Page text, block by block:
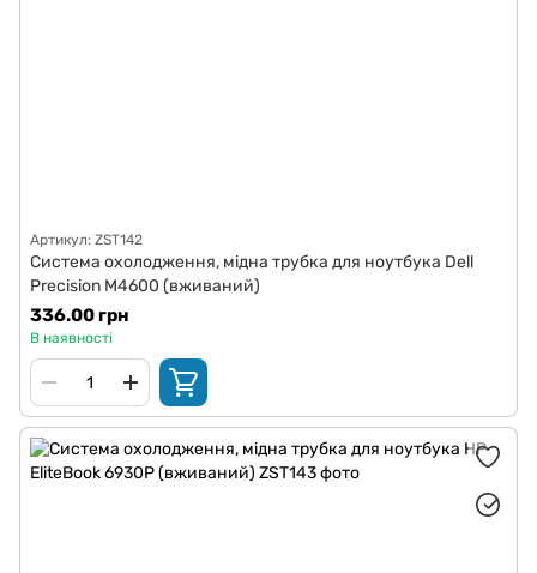
Артикул: ZST142
Система охолодження, мідна трубка для ноутбука Dell
Precision M4600 (вживаний)
336.00 грн
В наявності